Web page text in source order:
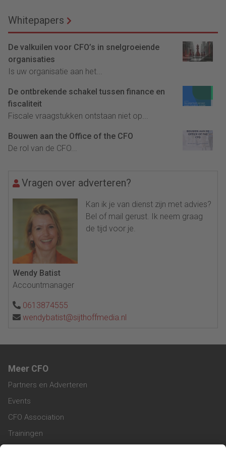
Whitepapers
De valkuilen voor CFO’s in snelgroeiende
organisaties
Is uw organisatie aan het...
De ontbrekende schakel tussen finance en
fiscaliteit
Fiscale vraagstukken ontstaan niet op...
Bouwen aan the Office of the CFO
De rol van de CFO...
Vragen over adverteren?
Kan ik je van dienst zijn met advies?
Bel of mail gerust. Ik neem graag
de tijd voor je.
Wendy Batist
Accountmanager
0613874555
wendybatist@sijthoffmedia.nl
Meer CFO
Partners en Adverteren
Events
CFO Association
Trainingen